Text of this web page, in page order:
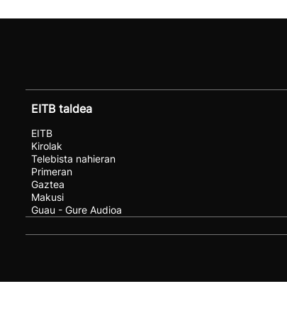
EITB taldea
EITB
Kirolak
Telebista nahieran
Primeran
Gaztea
Makusi
Guau - Gure Audioa